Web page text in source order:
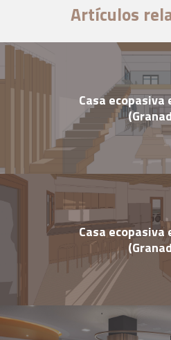
Artículos
Casa
Casa ecopasiva